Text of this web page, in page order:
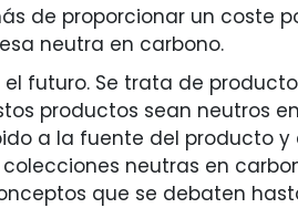
de proporcionar un coste
neutra en carbono.
el futuro. Se trata de
productos sean neutros
a la fuente del producto
neutras en
que se debaten